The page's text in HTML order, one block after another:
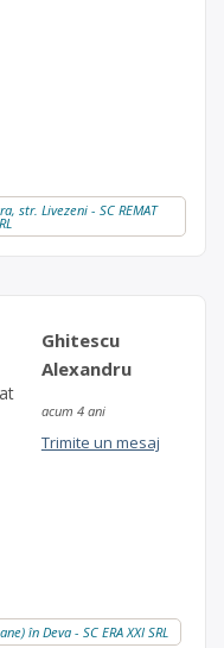
str. Livezeni - SC REMAT
Ghitescu
Alexandru
acum 4 ani
Trimite un mesaj
în Deva - SC ERA XXI SRL